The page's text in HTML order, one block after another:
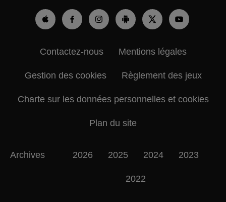
Contactez-nous Mentions légales
Gestion des cookies Règlement des jeux
Charte sur les données personnelles et cookies
Plan du site
Archives 2026 2025 2024 2023
2022